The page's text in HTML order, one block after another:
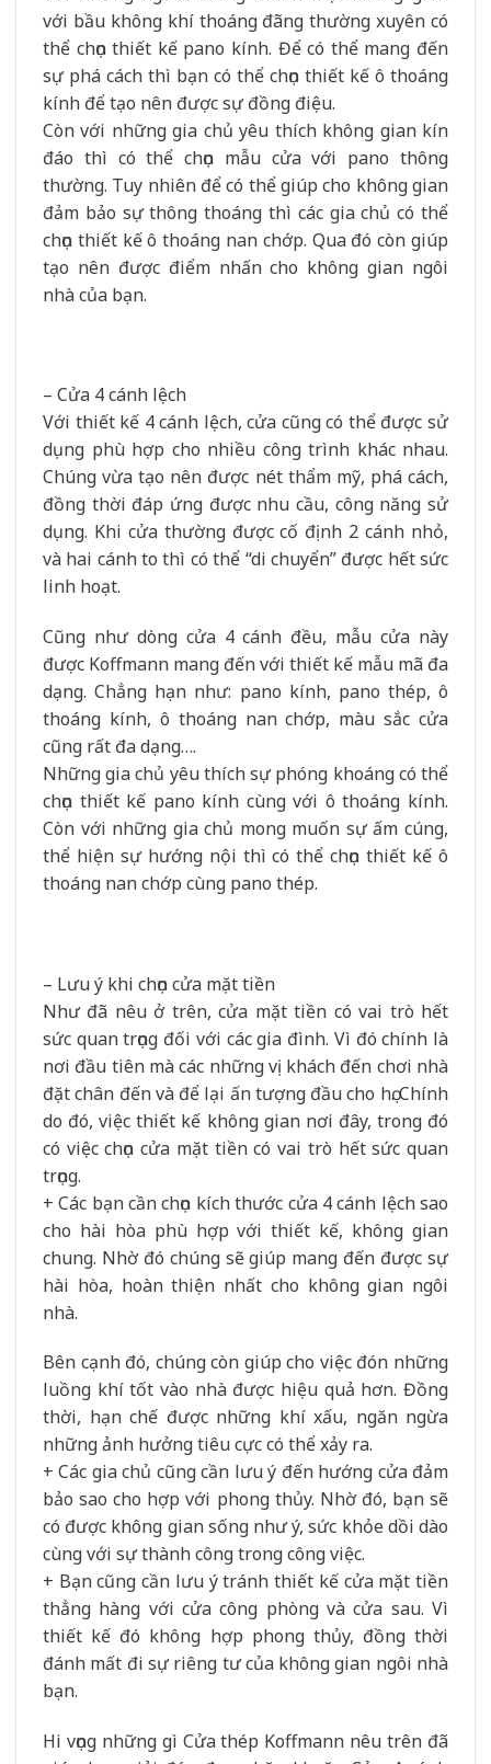
với bầu không khí thoáng đãng thường xuyên có
thể chọn thiết kế pano kính. Để có thể mang đến
sự phá cách thì bạn có thể chọn thiết kế ô thoáng
kính để tạo nên được sự đồng điệu.
Còn với những gia chủ yêu thích không gian kín
đáo thì có thể chọn mẫu cửa với pano thông
thường. Tuy nhiên để có thể giúp cho không gian
đảm bảo sự thông thoáng thì các gia chủ có thể
chọn thiết kế ô thoáng nan chớp. Qua đó còn giúp
tạo nên được điểm nhấn cho không gian ngôi
nhà của bạn.
– Cửa 4 cánh lệch
Với thiết kế 4 cánh lệch, cửa cũng có thể được sử
dụng phù hợp cho nhiều công trình khác nhau.
Chúng vừa tạo nên được nét thẩm mỹ, phá cách,
đồng thời đáp ứng được nhu cầu, công năng sử
dụng. Khi cửa thường được cố định 2 cánh nhỏ,
và hai cánh to thì có thể “di chuyển” được hết sức
linh hoạt.
Cũng như dòng cửa 4 cánh đều, mẫu cửa này
được Koffmann mang đến với thiết kế mẫu mã đa
dạng. Chẳng hạn như: pano kính, pano thép, ô
thoáng kính, ô thoáng nan chớp, màu sắc cửa
cũng rất đa dạng….
Những gia chủ yêu thích sự phóng khoáng có thể
chọn thiết kế pano kính cùng với ô thoáng kính.
Còn với những gia chủ mong muốn sự ấm cúng,
thể hiện sự hướng nội thì có thể chọn thiết kế ô
thoáng nan chớp cùng pano thép.
– Lưu ý khi chọn cửa mặt tiền
Như đã nêu ở trên, cửa mặt tiền có vai trò hết
sức quan trọng đối với các gia đình. Vì đó chính là
nơi đầu tiên mà các những vị khách đến chơi nhà
đặt chân đến và để lại ấn tượng đầu cho họ. Chính
do đó, việc thiết kế không gian nơi đây, trong đó
có việc chọn cửa mặt tiền có vai trò hết sức quan
trọng.
+ Các bạn cần chọn kích thước cửa 4 cánh lệch sao
cho hài hòa phù hợp với thiết kế, không gian
chung. Nhờ đó chúng sẽ giúp mang đến được sự
hài hòa, hoàn thiện nhất cho không gian ngôi
nhà.
Bên cạnh đó, chúng còn giúp cho việc đón những
luồng khí tốt vào nhà được hiệu quả hơn. Đồng
thời, hạn chế được những khí xấu, ngăn ngừa
những ảnh hưởng tiêu cực có thể xảy ra.
+ Các gia chủ cũng cần lưu ý đến hướng cửa đảm
bảo sao cho hợp với phong thủy. Nhờ đó, bạn sẽ
có được không gian sống như ý, sức khỏe dồi dào
cùng với sự thành công trong công việc.
+ Bạn cũng cần lưu ý tránh thiết kế cửa mặt tiền
thẳng hàng với cửa công phòng và cửa sau. Vì
thiết kế đó không hợp phong thủy, đồng thời
đánh mất đi sự riêng tư của không gian ngôi nhà
bạn.
Hi vọng những gì Cửa thép Koffmann nêu trên đã